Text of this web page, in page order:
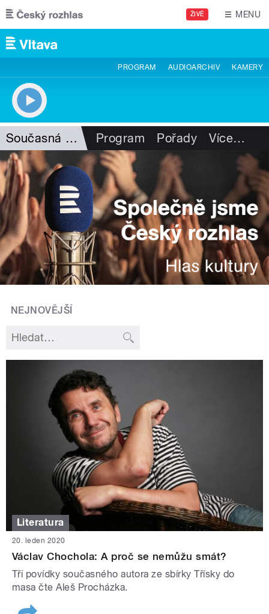
Přejít k hlavnímu obsahu
ŽIVĚ MENU
PROGRAM AUDIOARCHIV KAMERY
Současná povídka Program Pořady Více…
NEJNOVĚJŠÍ
Literatura
20. leden 2020
Václav Chochola: A proč se nemůžu smát?
Tři povídky současného autora ze sbírky Třísky do
masa čte Aleš Procházka.